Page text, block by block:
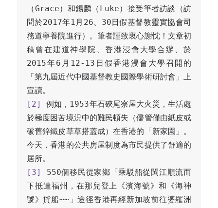
（Grace）和錫麟（Luke）接受筆者訪談（訪
問於2017年1月26、30日假基督教靈實協會司
務道寧養院進行）。筆者謹致衷心謝忱！文章初
稿曾在建道神學院、香港浸會大學合辦、於
2015年6月12-13日假香港浸會大學召開的
「第九屆近代中國基督教史國際學術研討會」上
[2]
例如，1953年石硤尾寮屋大火災，生活處
於極度困苦境況中的難民頓失（儘管僅由紙皮或
破舊鋅鐵皮草草搭蓋成）在香港的「新家園」。
今天，香港的公共房屋制度為市民提供了舒適的
[3]
550個移民從家鄉「乘駁船從閩江順流而
下抵達福州，在那兒登上《濱海號》和《海神
號》貨船⋯⋯」途徑香港再經新加坡前往婆羅洲